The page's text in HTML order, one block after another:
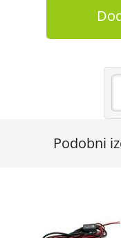
Podobni